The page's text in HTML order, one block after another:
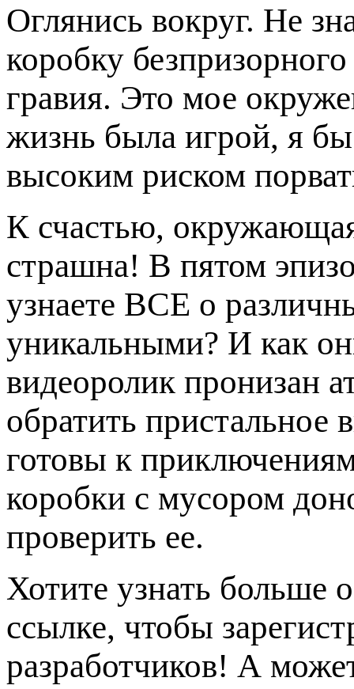
Оглянись вокруг. Не
коробку
гравия. Это мое
жизнь была игрой, я
высоким риском
К счастью,
страшна! В пятом
узнаете ВСЕ о
уникальными? И как
видеоролик пронизан
обратить
готовы к
коробки с мусором
проверить ее.
Хотите узнать больше
ссылке, чтобы
разработчиков! А